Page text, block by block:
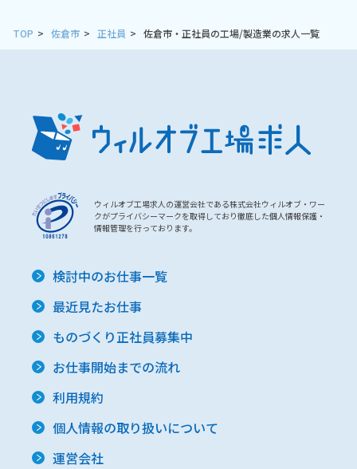
TOP 佐倉市 正社員 佐倉市・正社員の工場/製造業の求人一覧
ウィルオブ工場求人の運営会社である株式会社ウィルオブ・ワー
クがプライバシーマークを取得しており徹底した個人情報保護・
情報管理を行っております。
検討中のお仕事一覧
最近見たお仕事
ものづくり正社員募集中
お仕事開始までの流れ
利用規約
個人情報の取り扱いについて
運営会社